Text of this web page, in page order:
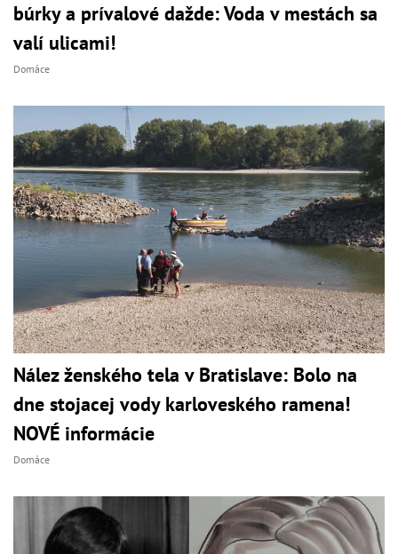
búrky a prívalové dažde: Voda v mestách sa
valí ulicami!
Domáce
Nález ženského tela v Bratislave: Bolo na
dne stojacej vody karloveského ramena!
NOVÉ informácie
Domáce